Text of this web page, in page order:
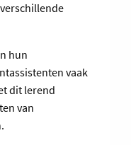
hun
vaak
dit lerend
van